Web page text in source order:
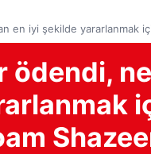
en iyi şekilde yararlanmak